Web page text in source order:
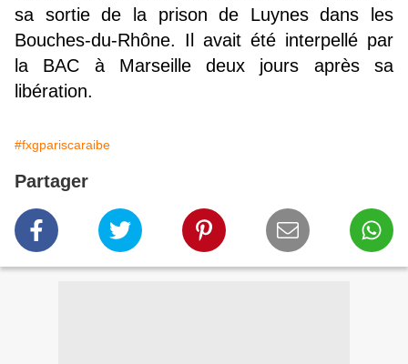
sa sortie de la prison de Luynes dans les
Bouches-du-Rhône. Il avait été interpellé par
la BAC à Marseille deux jours après sa
libération.
#fxgpariscaraibe
Partager